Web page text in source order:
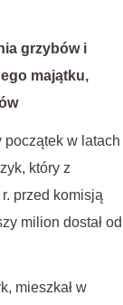
grzybów i
majątku,
początek w latach
który z
przed komisją
milion dostał od
mieszkał w